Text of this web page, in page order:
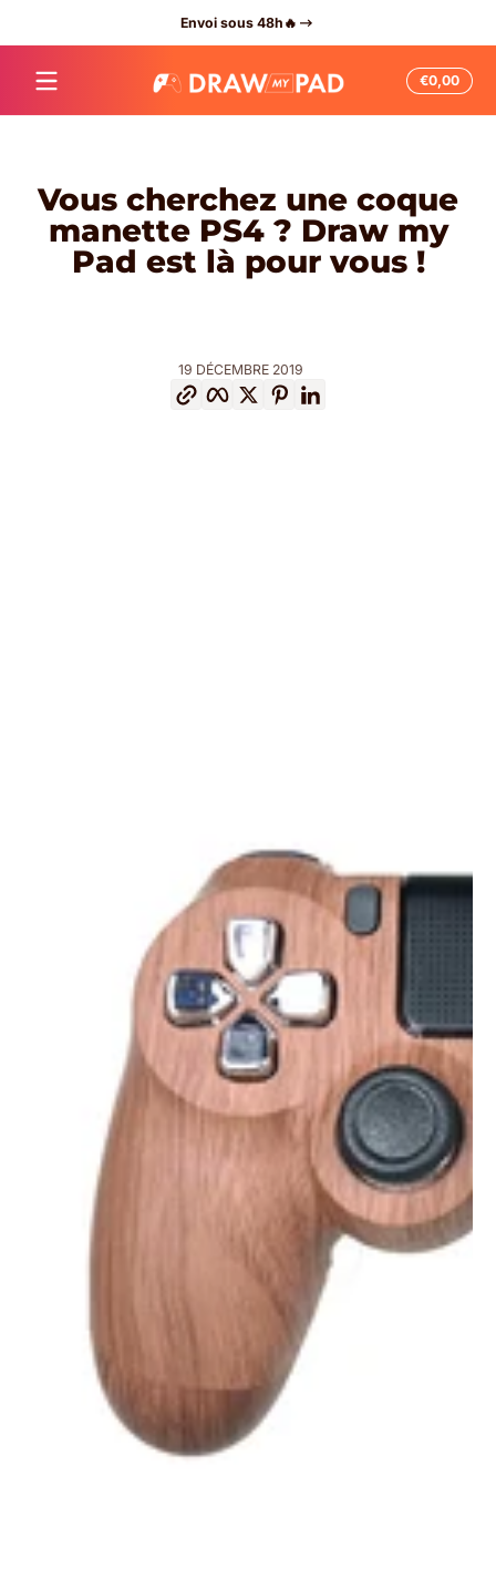
Envoi sous 48h🔥
€0,00Total
dans
Vous cherchez une coque
manette PS4 ? Draw my
Pad est là pour vous !
19 DÉCEMBRE 2019
Facebook
TwitterPinterest